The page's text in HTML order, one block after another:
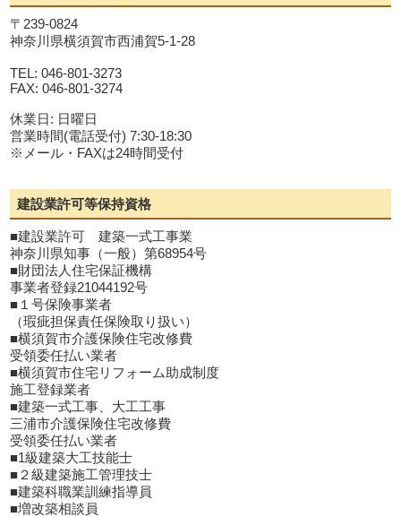
〒239-0824
神奈川県横須賀市西浦賀5-1-28
TEL: 046-801-3273
FAX: 046-801-3274
休業日: 日曜日
営業時間(電話受付) 7:30-18:30
※メール・FAXは24時間受付
建設業許可等保持資格
■建設業許可 建築一式工事業
神奈川県知事（一般）第68954号
■財団法人住宅保証機構
事業者登録21044192号
■１号保険事業者
（瑕疵担保責任保険取り扱い）
■横須賀市介護保険住宅改修費
受領委任払い業者
■横須賀市住宅リフォーム助成制度
施工登録業者
■建築一式工事、大工工事
三浦市介護保険住宅改修費
受領委任払い業者
■1級建築大工技能士
■２級建築施工管理技士
■建築科職業訓練指導員
■増改築相談員